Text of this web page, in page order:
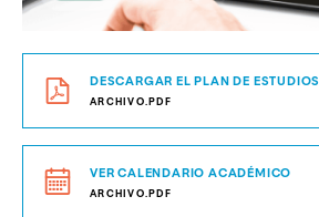
DESCARGAR EL PLAN DE ESTUDIOS
ARCHIVO.PDF
VER CALENDARIO ACADÉMICO
ARCHIVO.PDF